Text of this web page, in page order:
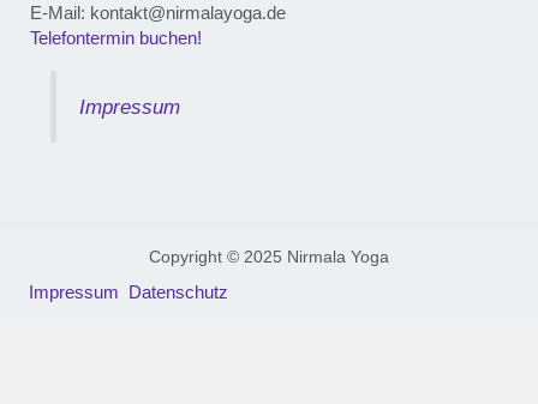
E-Mail: kontakt@nirmalayoga.de
Telefontermin buchen!
Impressum
Copyright © 2025 Nirmala Yoga
Impressum Datenschutz